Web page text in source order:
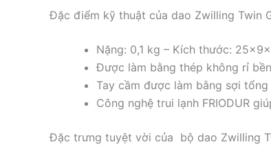
Đặc điểm kỹ thuật của dao Zwilling Twin
Nặng: 0,1 kg – Kích thước:
Được làm bằng thép không rỉ
Tay cầm được làm bằng sợi tổng
Công nghệ trui lạnh FRIODUR
Đặc trưng tuyệt vời của bộ dao Zwilling